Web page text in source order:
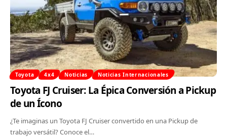
Toyota 4x4 Noticias Noticias Internacionales
Toyota FJ Cruiser: La Épica Conversión a Pickup
de un Ícono
¿Te imaginas un Toyota FJ Cruiser convertido en una Pickup de
trabajo versátil? Conoce el…